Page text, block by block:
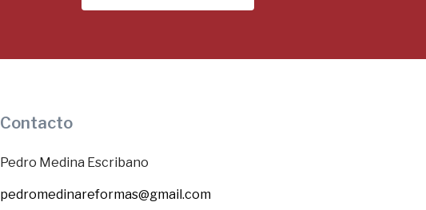
Contacto
Pedro Medina Escribano
pedromedinareformas@gmail.com